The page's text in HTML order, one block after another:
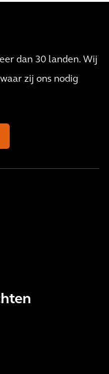
dan 30 landen. Wij
zij ons nodig